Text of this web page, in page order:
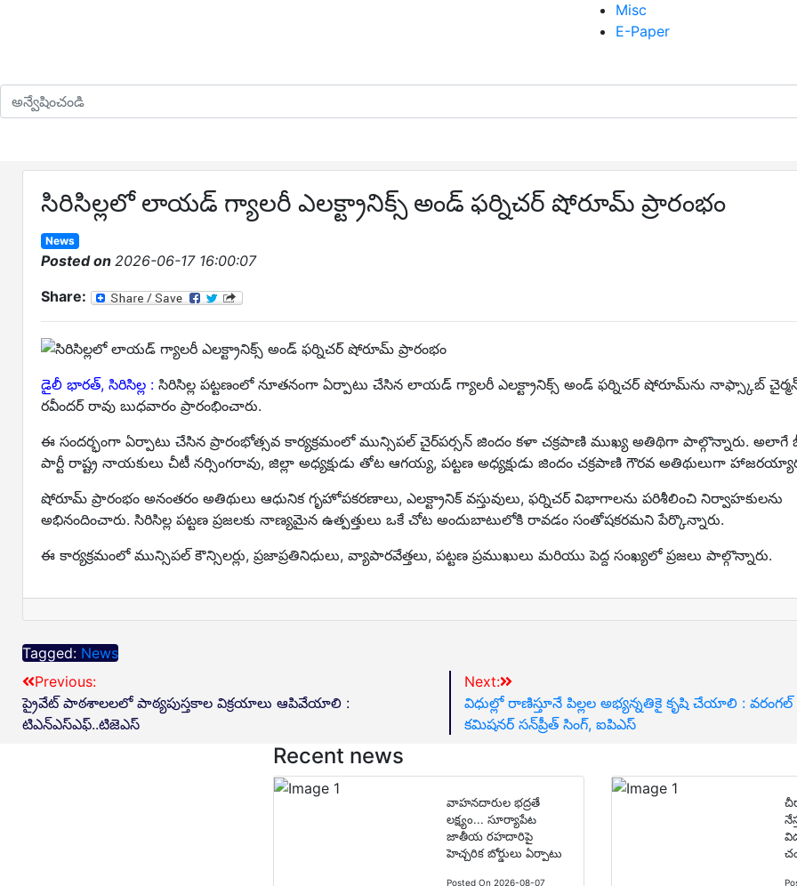
Misc
E-Paper
సిరిసిల్లలో లాయడ్ గ్యాలరీ ఎలక్ట్రానిక్స్ అండ్ ఫర్నిచర్ షోరూమ్ ప్రారంభం
News
Posted on 2026-06-17 16:00:07
Share:
డైలీ భారత్, సిరిసిల్ల : సిరిసిల్ల పట్టణంలో నూతనంగా ఏర్పాటు చేసిన లాయడ్ గ్యాలరీ ఎలక్ట్రానిక్స్ అండ్ ఫర్నిచర్ షోరూమ్‌ను నాఫ్స్కాబ్
రవీందర్ రావు బుధవారం ప్రారంభించారు.
ఈ సందర్భంగా ఏర్పాటు చేసిన ప్రారంభోత్సవ కార్యక్రమంలో మున్సిపల్ చైర్‌పర్సన్ జిందం కళా చక్రపాణి ముఖ్య అతిథిగా పాల్గొన్నారు. అలాగే
పార్టీ రాష్ట్ర నాయకులు చీటీ నర్సింగరావు, జిల్లా అధ్యక్షుడు తోట ఆగయ్య, పట్టణ అధ్యక్షుడు జిందం చక్రపాణి గౌరవ అతిథులుగా
షోరూమ్ ప్రారంభం అనంతరం అతిథులు ఆధునిక గృహోపకరణాలు, ఎలక్ట్రానిక్ వస్తువులు, ఫర్నిచర్ విభాగాలను పరిశీలించి నిర్వాహకులను
అభినందించారు. సిరిసిల్ల పట్టణ ప్రజలకు నాణ్యమైన ఉత్పత్తులు ఒకే చోట అందుబాటులోకి రావడం సంతోషకరమని పేర్కొన్నారు.
ఈ కార్యక్రమంలో మున్సిపల్ కౌన్సిలర్లు, ప్రజాప్రతినిధులు, వ్యాపారవేత్తలు, పట్టణ ప్రముఖులు మరియు పెద్ద సంఖ్యలో ప్రజలు పాల్గొన్నారు.
Tagged: News
Previous:
ప్రైవేట్ పాఠశాలలలో పాఠ్యపుస్తకాల విక్రయాలు ఆపివేయాలి :
టిఎన్ఎస్ఎఫ్..టిజెఎస్
Next:
విధుల్లో రాణిస్తూనే పిల్లల అభ్యన్నతికై కృషి చేయాలి :
కమిషనర్ సన్‌ప్రీత్ సింగ్, ఐపిఎస్
Recent news
వాహనదారుల భద్రతే
లక్ష్యం... సూర్యాపేట
జాతీయ రహదారిపై
హెచ్చరిక బోర్డులు ఏర్పాటు
Posted On 2026-08-07